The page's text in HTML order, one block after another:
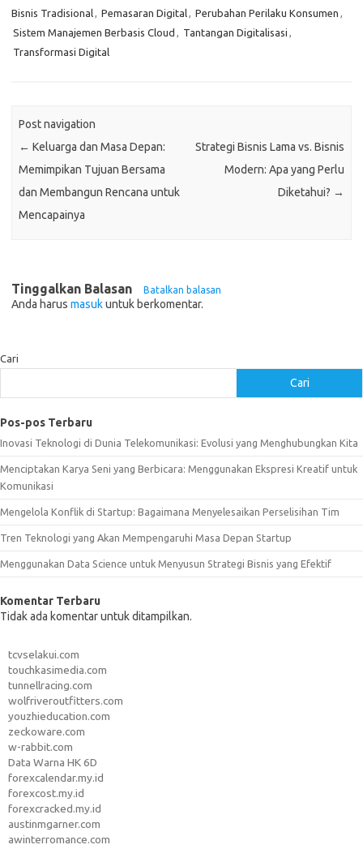
Bisnis Tradisional, Pemasaran Digital, Perubahan Perilaku Konsumen ,
Sistem Manajemen Berbasis Cloud , Tantangan Digitalisasi ,
Transformasi Digital
Post navigation
← Keluarga dan Masa Depan:
Memimpikan Tujuan Bersama
dan Membangun Rencana untuk
Mencapainya
Strategi Bisnis Lama vs. Bisnis
Modern: Apa yang Perlu
Diketahui? →
Tinggalkan Balasan Batalkan balasan
Anda harus masukuntuk berkomentar.
Cari
Cari
Pos-pos Terbaru
Inovasi Teknologi di Dunia Telekomunikasi: Evolusi yang Menghubungkan Kita
Menciptakan Karya Seni yang Berbicara: Menggunakan Ekspresi Kreatif untuk
Komunikasi
Mengelola Konflik di Startup: Bagaimana Menyelesaikan Perselisihan Tim
Tren Teknologi yang Akan Mempengaruhi Masa Depan Startup
Menggunakan Data Science untuk Menyusun Strategi Bisnis yang Efektif
Komentar Terbaru
Tidak ada komentar untuk ditampilkan.
tcvselakui.com
touchkasimedia.com
tunnellracing.com
wolfriveroutfitters.com
youzhieducation.com
zeckoware.com
w-rabbit.com
Data Warna HK 6D
forexcalendar.my.id
forexcost.my.id
forexcracked.my.id
austinmgarner.com
awinterromance.com